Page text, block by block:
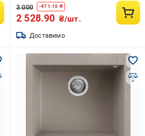
3 000 -471.10 ₴
2 528.90 ₴/шт.
Доставимо